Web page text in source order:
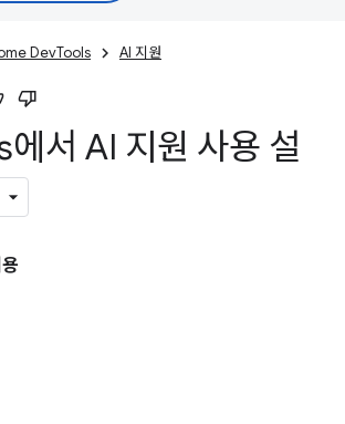
DevTools AI 지원
서 AI 지원 사용 설